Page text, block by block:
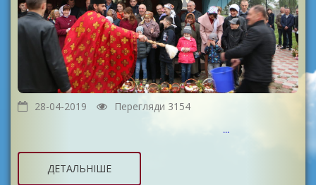
28-04-2019 Перегляди 3154
...
ДЕТАЛЬНІШЕ